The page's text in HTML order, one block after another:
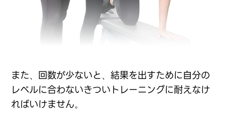
また、回数が少ないと、結果を出すために自分の
レベルに合わないきついトレーニングに耐えなけ
ればいけません。